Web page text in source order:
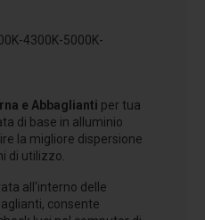
4300K-5000K-
e Abbaglianti per tua
di base in alluminio
la migliore dispersione
di utilizzo.
all'interno delle
consente